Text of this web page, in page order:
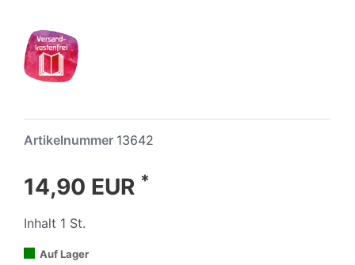
Artikelnummer 13642
14,90 EUR *
Inhalt 1 St.
Auf Lager